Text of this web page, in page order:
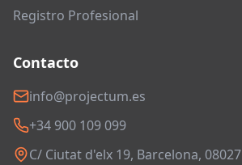
Registro Profesional
Contacto
info@projectum.es
+34 900 109 099
C/ Ciutat d'elx 19, Barcelona, 08027